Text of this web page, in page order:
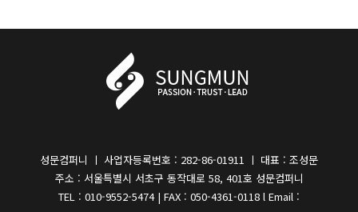
성문컴퍼니 ㅣ 사업자등록번호 : 282-86-01911 ㅣ 대표 : 조성문
주소 : 서울특별시 서초구 동작대로 58, 401호 성문컴퍼니
TEL : 010-9552-5474 | FAX : 050-4361-0118 l Email :